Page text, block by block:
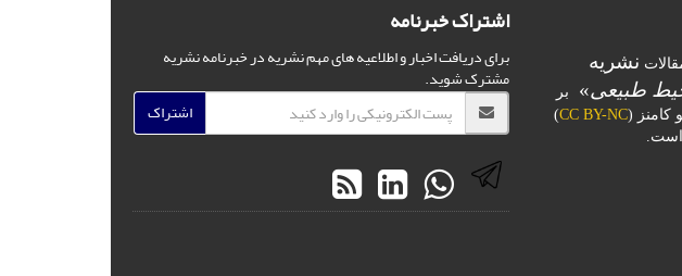
نشریه
طبیعی»
بر
کامنز (CC BY-NC
)
است.
اشتراک خبرنامه
برای دریافت اخبار و اطلاعیه های مهم نشریه در خبرنامه نشریه
مشترک شوید.
اشتراک